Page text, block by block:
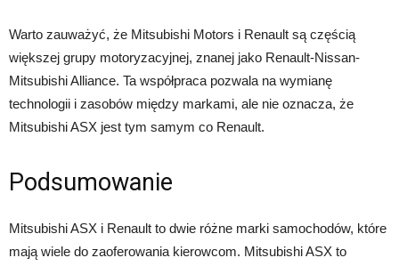
Warto zauważyć, że Mitsubishi Motors i Renault są częścią
większej grupy motoryzacyjnej, znanej jako Renault-Nissan-
Mitsubishi Alliance. Ta współpraca pozwala na wymianę
technologii i zasobów między markami, ale nie oznacza, że
Mitsubishi ASX jest tym samym co Renault.
Podsumowanie
Mitsubishi ASX i Renault to dwie różne marki samochodów, które
mają wiele do zaoferowania kierowcom. Mitsubishi ASX to